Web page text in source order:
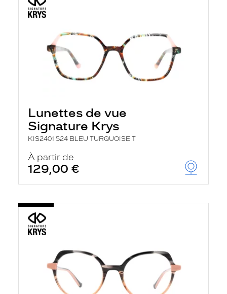
Lunettes de vue
Signature Krys
KIS2401 524 BLEU TURQUOISE T
À partir de
129,00 €